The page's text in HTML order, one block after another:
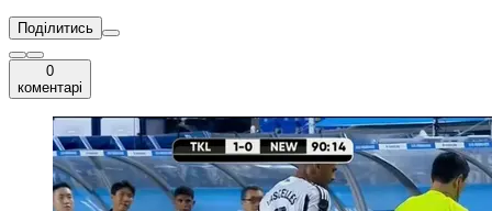
Поділитись
0
коментарі